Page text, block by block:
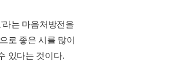
는 마음처방전을
로 좋은 시를 많이
있다는 것이다.